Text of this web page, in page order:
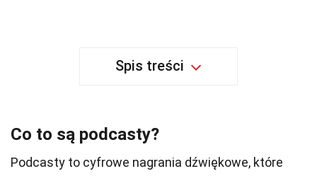
Spis treści
Co to są podcasty?
Podcasty to cyfrowe nagrania dźwiękowe, które